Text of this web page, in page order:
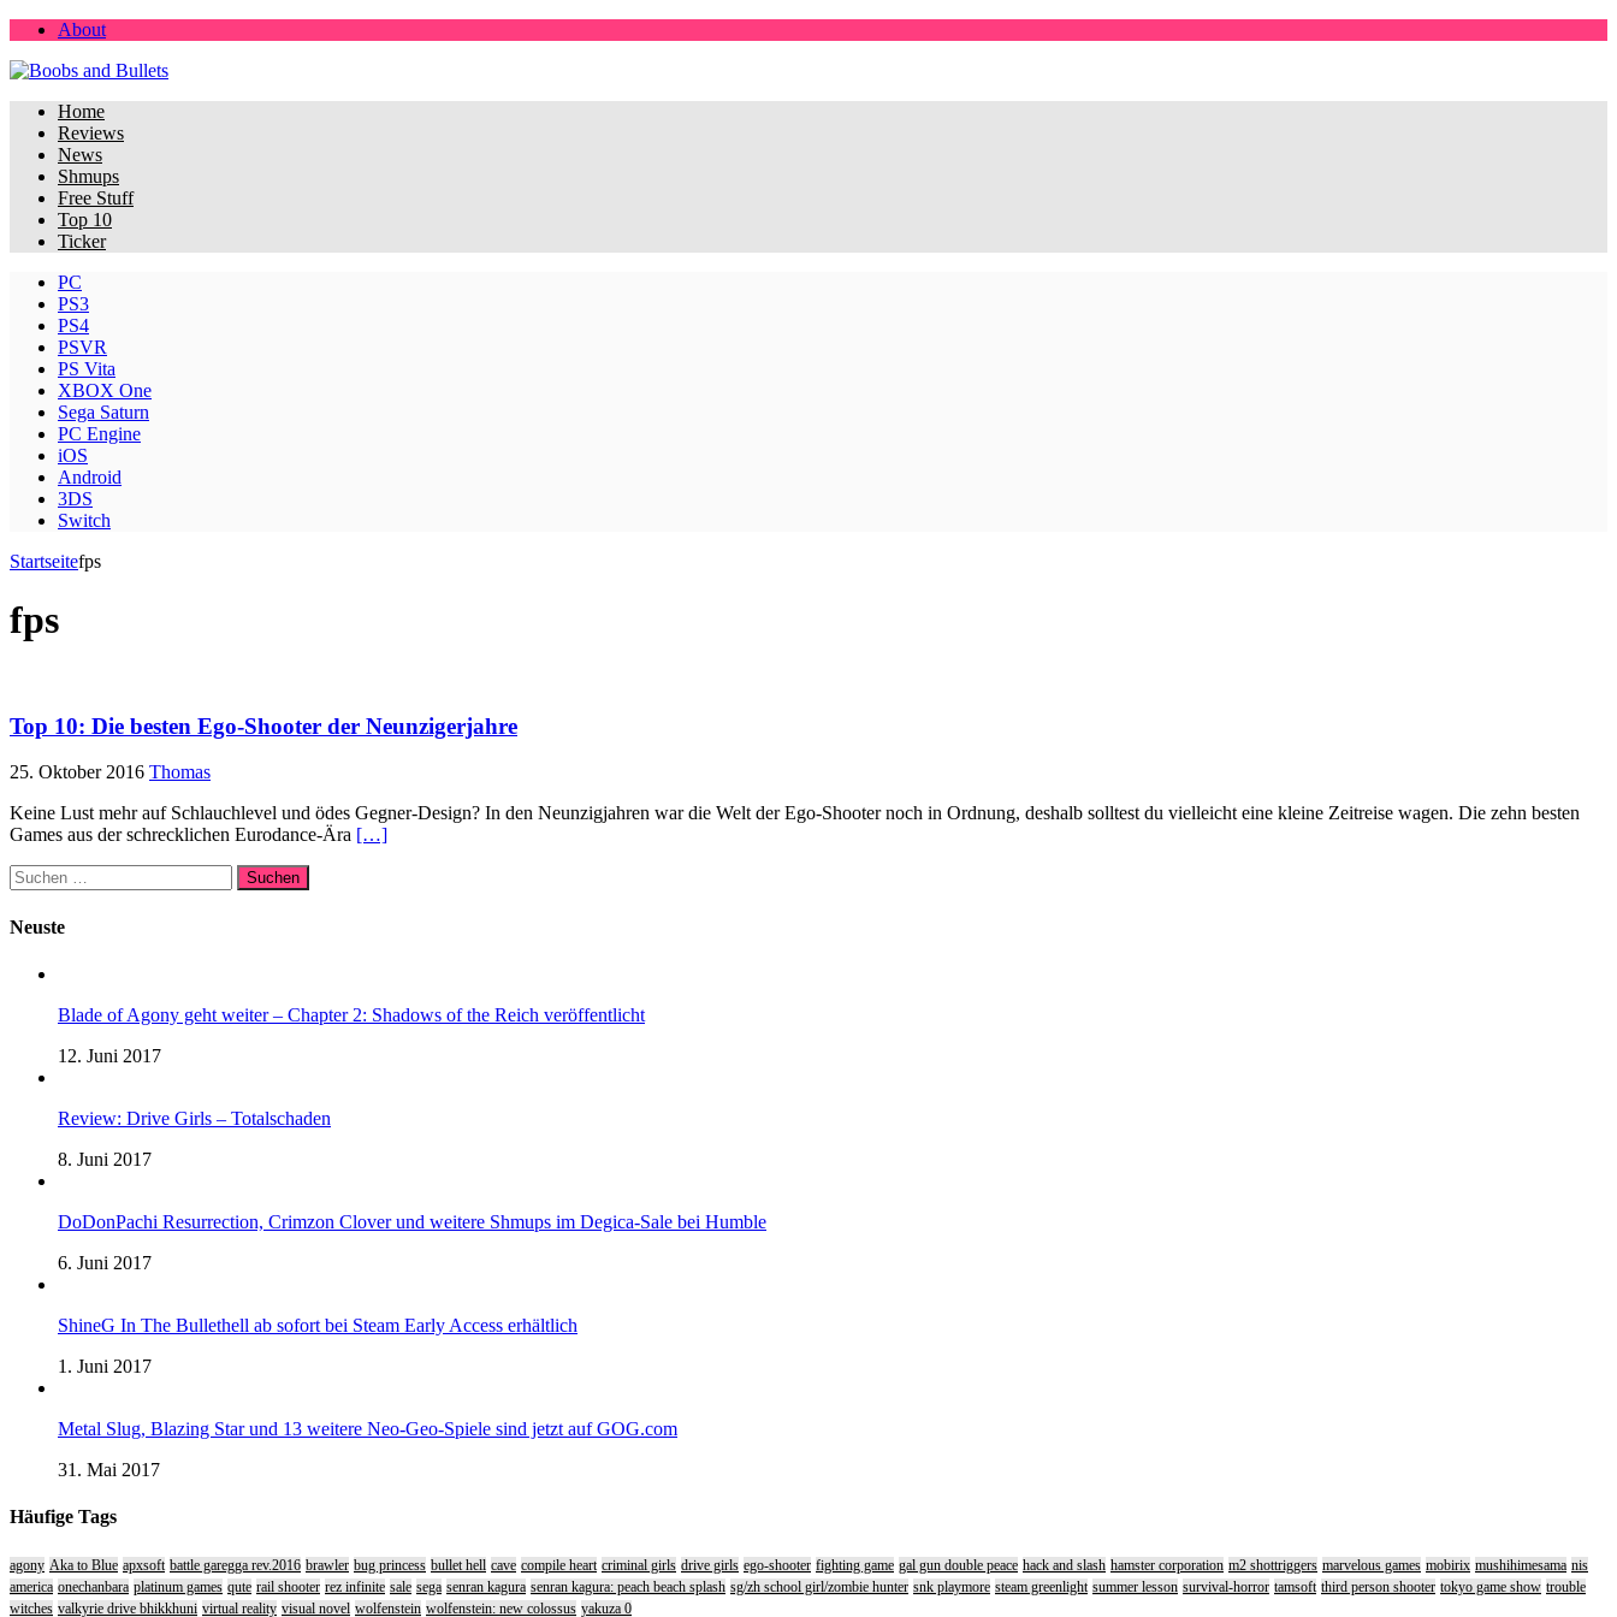
About
Home
Reviews
News
Shmups
Free Stuff
Top 10
Ticker
PC
PS3
PS4
PSVR
PS Vita
XBOX One
Sega Saturn
PC Engine
iOS
Android
3DS
Switch
Startseitefps
fps
Top 10: Die besten Ego-Shooter der Neunzigerjahre
25. Oktober 2016 Thomas
Keine Lust mehr auf Schlauchlevel und ödes Gegner-Design? In den Neunzigjahren war die Welt der Ego-Shooter noch in Ordnung, deshalb solltest du vielleicht eine kleine Zeitreise wagen. Die zehn besten
Games aus der schrecklichen Eurodance-Ära […]
Suchen
nach:
Neuste
Blade of Agony geht weiter – Chapter 2: Shadows of the Reich veröffentlicht
12. Juni 2017
Review: Drive Girls – Totalschaden
8. Juni 2017
DoDonPachi Resurrection, Crimzon Clover und weitere Shmups im Degica-Sale bei Humble
6. Juni 2017
ShineG In The Bullethell ab sofort bei Steam Early Access erhältlich
1. Juni 2017
Metal Slug, Blazing Star und 13 weitere Neo-Geo-Spiele sind jetzt auf GOG.com
31. Mai 2017
Häufige Tags
agony Aka to Blue apxsoft battle garegga rev.2016 brawler bug princess bullet hell cave compile heart criminal girls drive girls ego-shooter fighting game gal gun double peace hack and slash hamster corporation m2 shottriggers marvelous games mobirix mushihimesama nis
america onechanbara platinum games qute rail shooter rez infinite sale sega senran kagura senran kagura: peach beach splash sg/zh school girl/zombie hunter snk playmore steam greenlight summer lesson survival-horror tamsoft third person shooter tokyo game show trouble
witches valkyrie drive bhikkhuni virtual reality visual novel wolfenstein wolfenstein: new colossus yakuza 0